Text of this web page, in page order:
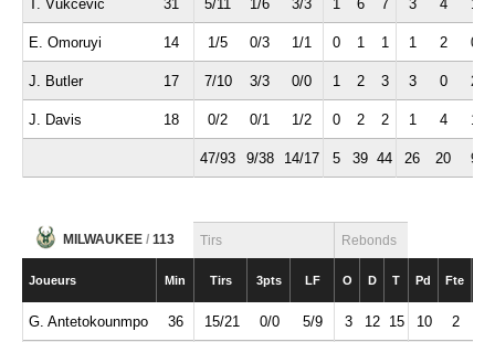
T. Vukcevic 31 5/11 1/6 3/3 1 6 7 3 4 1
E. Omoruyi 14 1/5 0/3 1/1 0 1 1 1 2 0
J. Butler 17 7/10 3/3 0/0 1 2 3 3 0 2
J. Davis 18 0/2 0/1 1/2 0 2 2 1 4 1
47/93 9/38 14/17 5 39 44 26 20 9
MILWAUKEE / 113 Tirs Rebonds
Joueurs Min Tirs 3pts LF O D T Pd Fte
G. Antetokounmpo 36 15/21 0/0 5/9 3 12 15 10 2